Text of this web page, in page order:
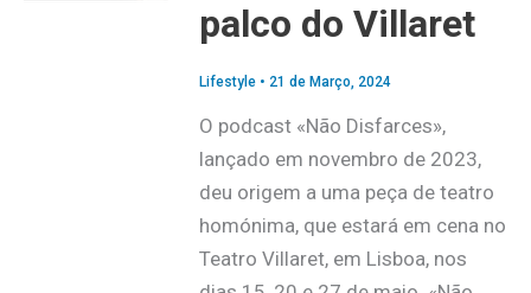
palco do Villaret
Lifestyle• 21 de Março, 2024
O podcast «Não Disfarces»,
lançado em novembro de 2023,
deu origem a uma peça de teatro
homónima, que estará em cena no
Teatro Villaret, em Lisboa, nos